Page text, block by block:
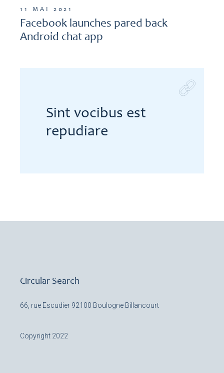
11 MAI 2021
Facebook launches pared back
Android chat app
Sint vocibus est
repudiare
Circular Search
66, rue Escudier 92100 Boulogne Billancourt
Copyright 2022